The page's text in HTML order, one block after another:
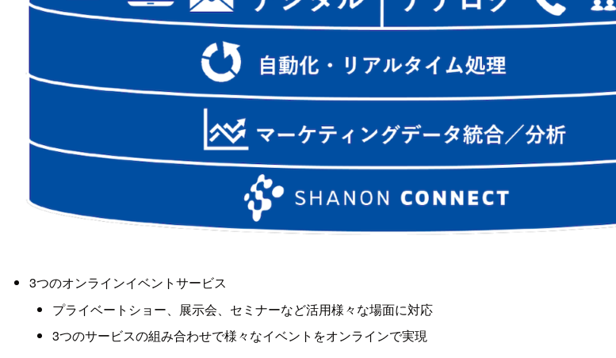
3つのオンラインイベントサービス
プライベートショー、展示会、セミナーなど活用様々な場面に対応
3つのサービスの組み合わせで様々なイベントをオンラインで実現